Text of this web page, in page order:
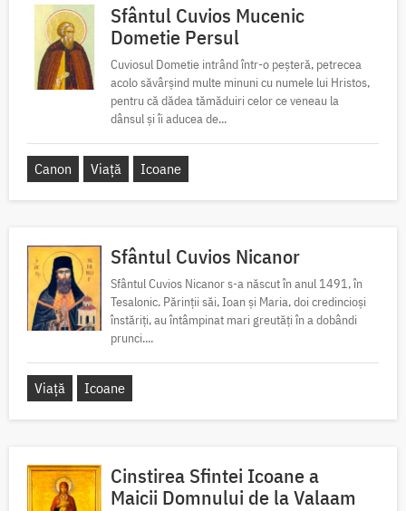
Sfântul Cuvios Mucenic
Dometie Persul
Cuviosul Dometie intrând într-o peșteră, petrecea
acolo săvârșind multe minuni cu numele lui Hristos,
pentru că dădea tămăduiri celor ce veneau la
dânsul și îi aducea de...
Canon Viață Icoane
Sfântul Cuvios Nicanor
Sfântul Cuvios Nicanor s-a născut în anul 1491, în
Tesalonic. Părinții săi, Ioan și Maria, doi credincioși
înstăriți, au întâmpinat mari greutăți în a dobândi
prunci....
Viață Icoane
Cinstirea Sfintei Icoane a
Maicii Domnului de la Valaam